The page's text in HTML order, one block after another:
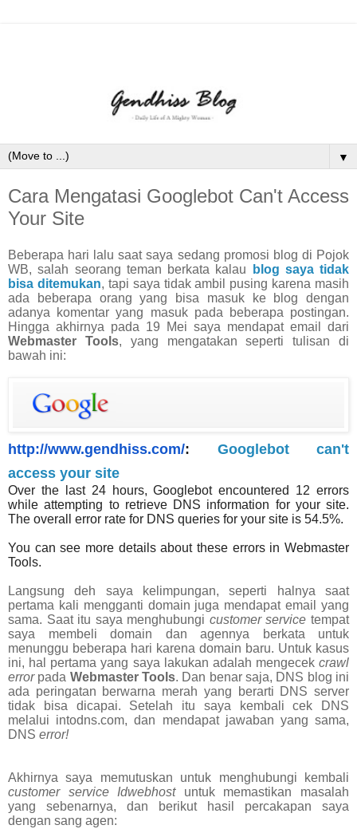
▼
Cara Mengatasi Googlebot Can't Access
Your Site
Beberapa hari lalu saat saya sedang promosi blog di Pojok
WB, salah seorang teman berkata kalau
blog saya tidak
bisa ditemukan, tapi saya tidak ambil pusing karena masih
ada beberapa orang yang bisa masuk ke blog dengan
adanya komentar yang masuk pada beberapa postingan.
Hingga akhirnya pada 19 Mei saya mendapat email dari
Webmaster Tools, yang mengatakan seperti tulisan di
bawah ini:
http://www.gendhiss.com/: Googlebot can't
access your site
Over the last 24 hours, Googlebot encountered 12 errors
while attempting to retrieve DNS information for your site.
The overall error rate for DNS queries for your site is 54.5%.
You can see more details about these errors in Webmaster
Tools.
Langsung deh saya kelimpungan, seperti halnya saat
pertama kali mengganti domain juga mendapat email yang
sama. Saat itu saya menghubungi customer servicetempat
saya membeli domain dan agennya berkata untuk
menunggu beberapa hari karena domain baru. Untuk kasus
ini, hal pertama yang saya lakukan adalah mengecek crawl
errorpada Webmaster Tools. Dan benar saja, DNS blog ini
ada peringatan berwarna merah yang berarti DNS server
tidak bisa dicapai. Setelah itu saya kembali cek DNS
melalui intodns.com, dan mendapat jawaban yang sama,
DNS error!
Akhirnya saya memutuskan untuk menghubungi kembali
customer service Idwebhostuntuk memastikan masalah
yang sebenarnya, dan berikut hasil percakapan saya
dengan sang agen: